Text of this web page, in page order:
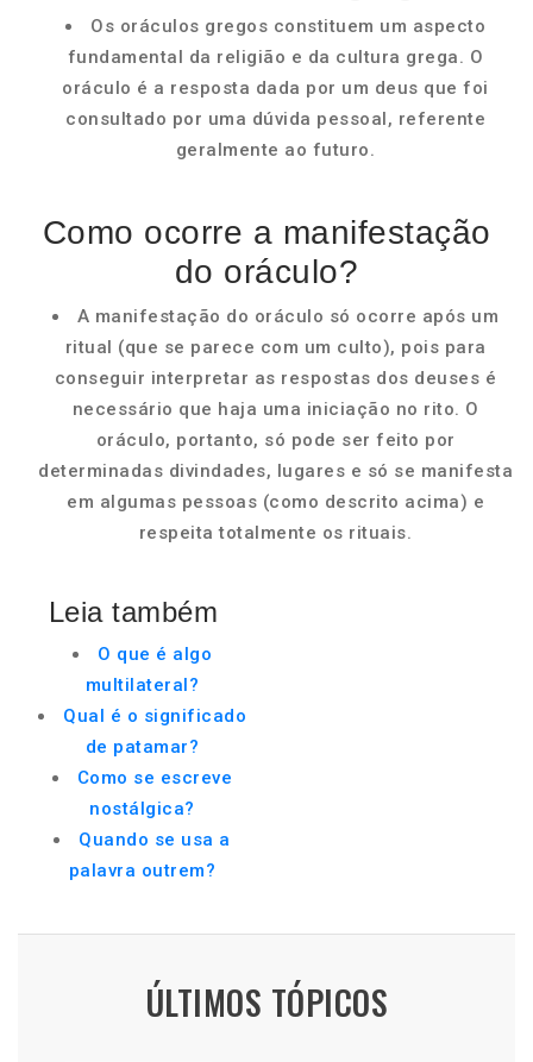
Os oráculos gregos constituem um aspecto
fundamental da religião e da cultura grega. O
oráculo é a resposta dada por um deus que foi
consultado por uma dúvida pessoal, referente
geralmente ao futuro.
Como ocorre a manifestação
do oráculo?
A manifestação do oráculo só ocorre após um
ritual (que se parece com um culto), pois para
conseguir interpretar as respostas dos deuses é
necessário que haja uma iniciação no rito. O
oráculo, portanto, só pode ser feito por
determinadas divindades, lugares e só se manifesta
em algumas pessoas (como descrito acima) e
respeita totalmente os rituais.
Leia também
O que é algo
multilateral?
Qual é o significado
de patamar?
Como se escreve
nostálgica?
Quando se usa a
palavra outrem?
ÚLTIMOS TÓPICOS